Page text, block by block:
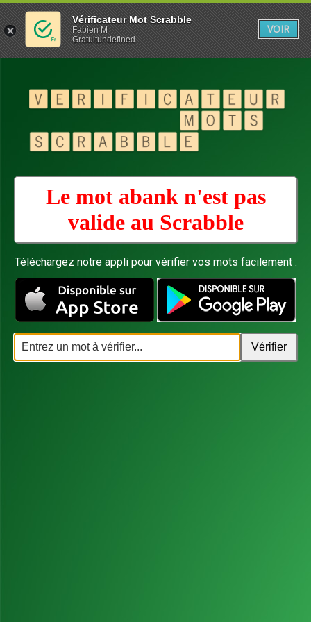
Le mot abank n'est pas
valide au Scrabble
Téléchargez notre appli pour vérifier vos mots facilement :
Vérificateur Mot Scrabble
Fabien M
Gratuitundefined
VOIR